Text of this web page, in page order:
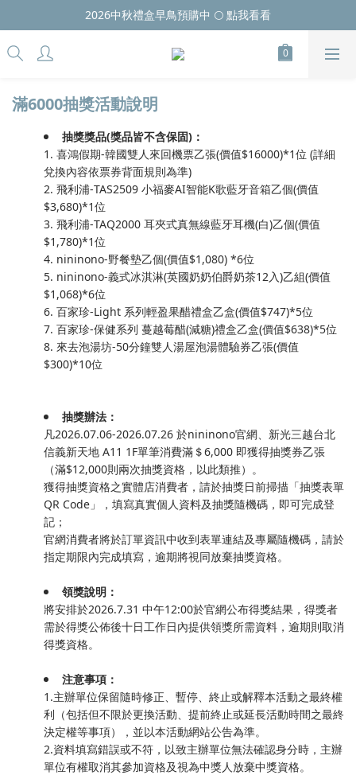
2026中秋禮盒早鳥預購中 🌕 點我看看
滿6000抽獎活動說明
抽獎獎品(獎品皆不含保固)：
1. 喜鴻假期-韓國雙人來回機票乙張(價值$16000)*1位 (詳細
兌換內容依票券背面規則為準)
2. 飛利浦-TAS2509 小福麥AI智能K歌藍牙音箱乙個(價值
$3,680)*1位
3. 飛利浦-TAQ2000 耳夾式真無線藍牙耳機(白)乙個(價值
$1,780)*1位
4. nininono-野餐墊乙個(價值$1,080) *6位
5. nininono-義式冰淇淋(英國奶奶伯爵奶茶12入)乙組(價值
$1,068)*6位
6. 百家珍-Light 系列輕盈果醋禮盒乙盒(價值$747)*5位
7. 百家珍-保健系列 蔓越莓醋(減糖)禮盒乙盒(價值$638)*5位
8. 來去泡湯坊-50分鐘雙人湯屋泡湯體驗券乙張(價值
$300)*10位
抽獎辦法：
凡2026.07.06-2026.07.26 於nininono官網、新光三越台北
信義新天地 A11 1F單筆消費滿＄6,000 即獲得抽獎券乙張
（滿$12,000則兩次抽獎資格，以此類推）。
獲得抽獎資格之實體店消費者，請於抽獎日前掃描「抽獎表單
QR Code」，填寫真實個人資料及抽獎隨機碼，即可完成登
記；
官網消費者將於訂單資訊中收到表單連結及專屬隨機碼，請於
指定期限內完成填寫，逾期將視同放棄抽獎資格。
領獎說明：
將安排於2026.7.31 中午12:00於官網公布得獎結果，得獎者
需於得獎公佈後十日工作日內提供領獎所需資料，逾期則取消
得獎資格。
注意事項：
1.主辦單位保留隨時修正、暫停、終止或解釋本活動之最終權
利（包括但不限於更換活動、提前終止或延長活動時間之最終
決定權等事項），並以本活動網站公告為準。
2.資料填寫錯誤或不符，以致主辦單位無法確認身分時，主辦
單位有權取消其參加資格及視為中獎人放棄中獎資格。